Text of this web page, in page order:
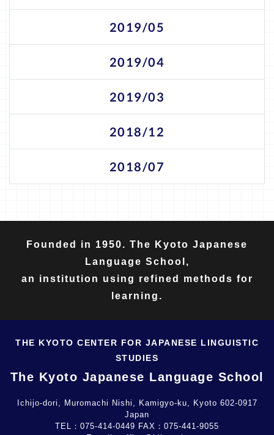
2019/05
2019/04
2019/03
2018/12
2018/07
Founded in 1950. The Kyoto Japanese
Language School,
an institution using refined methods for
learning.
THE KYOTO CENTER FOR JAPANESE LINGUISTIC
STUDIES
The Kyoto Japanese Language School
Ichijo-dori, Muromachi Nishi, Kamigyo-ku, Kyoto 602-0917
Japan
TEL： 075-414-0449 FAX： 075-441-9055